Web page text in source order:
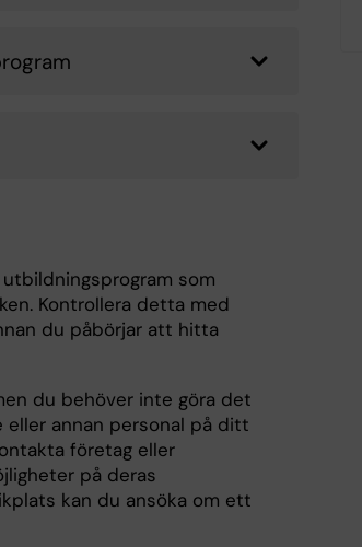
som
Kontrollera detta med
du påbörjar att hitta
du behöver inte göra det
eller annan personal på ditt
företag eller
på deras
kan du ansöka om ett